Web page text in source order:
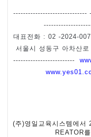
------------------------------
대표전화 : 02 -2024-
서울시 성동구 아차산로
-------------------------
(주)영일교육시스템에서
REATOR